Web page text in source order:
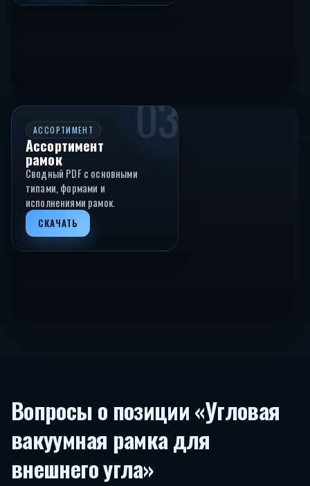
03
АССОРТИМЕНТ
Ассортимент
рамок
Сводный PDF с основными
типами, формами и
исполнениями рамок.
СКАЧАТЬ
Вопросы о позиции «Угловая
вакуумная рамка для
внешнего угла»